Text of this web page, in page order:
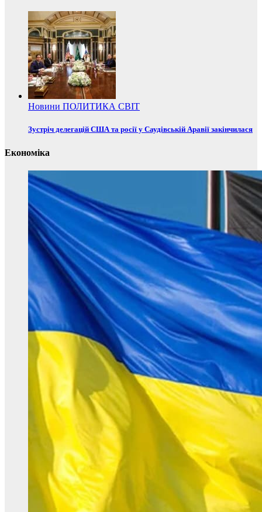
Новини ПОЛИТИКА СВІТ
Зустріч делегацій США та росії у Саудівській Аравії закінчилася
Економіка